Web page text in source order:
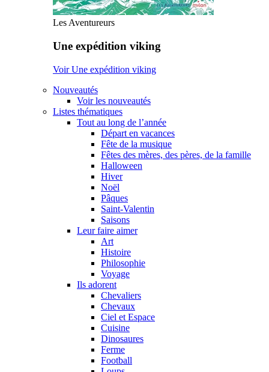
Les Aventureurs
Une expédition viking
Voir Une expédition viking
Nouveautés
Voir les nouveautés
Listes thématiques
Tout au long de l’année
Départ en vacances
Fête de la musique
Fêtes des mères, des pères, de la famille
Halloween
Hiver
Noël
Pâques
Saint-Valentin
Saisons
Leur faire aimer
Art
Histoire
Philosophie
Voyage
Ils adorent
Chevaliers
Chevaux
Ciel et Espace
Cuisine
Dinosaures
Ferme
Football